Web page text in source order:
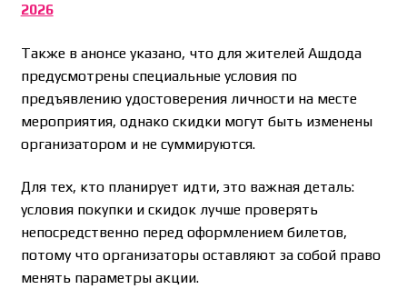
2026
Также в анонсе указано, что для жителей Ашдода
предусмотрены специальные условия по
предъявлению удостоверения личности на месте
мероприятия, однако скидки могут быть изменены
организатором и не суммируются.
Для тех, кто планирует идти, это важная деталь:
условия покупки и скидок лучше проверять
непосредственно перед оформлением билетов,
потому что организаторы оставляют за собой право
менять параметры акции.